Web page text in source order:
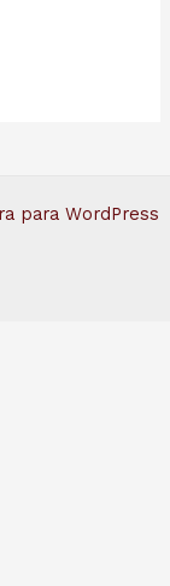
para WordPress